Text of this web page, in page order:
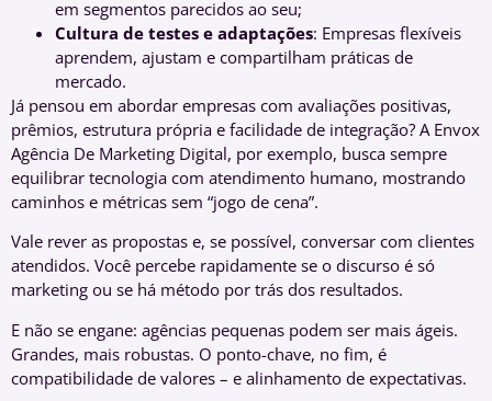
em segmentos parecidos ao seu;
Cultura de testes e adaptações: Empresas flexíveis
aprendem, ajustam e compartilham práticas de
mercado.
Já pensou em abordar empresas com avaliações positivas,
prêmios, estrutura própria e facilidade de integração? A Envox
Agência De Marketing Digital, por exemplo, busca sempre
equilibrar tecnologia com atendimento humano, mostrando
caminhos e métricas sem “jogo de cena”.
Vale rever as propostas e, se possível, conversar com clientes
atendidos. Você percebe rapidamente se o discurso é só
marketing ou se há método por trás dos resultados.
E não se engane: agências pequenas podem ser mais ágeis.
Grandes, mais robustas. O ponto-chave, no fim, é
compatibilidade de valores – e alinhamento de expectativas.